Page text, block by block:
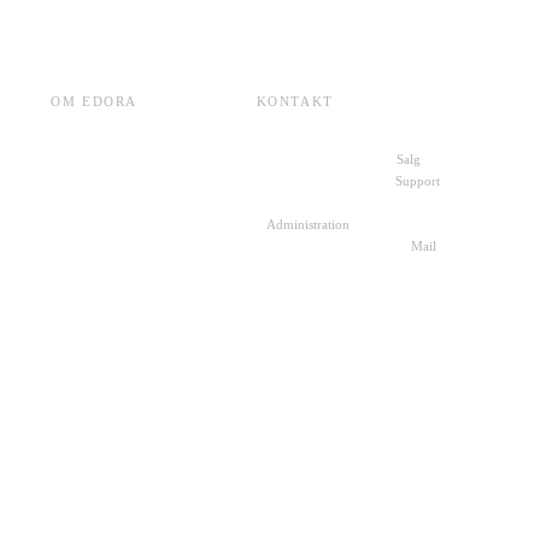
OM EDORA KONTAKT
Salg
Support
Administration
Mail